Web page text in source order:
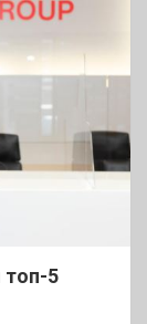
топ-5